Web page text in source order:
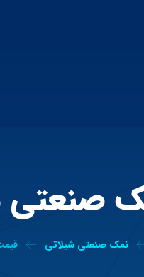
صنعتی
نمک صنعتی شیلاتی